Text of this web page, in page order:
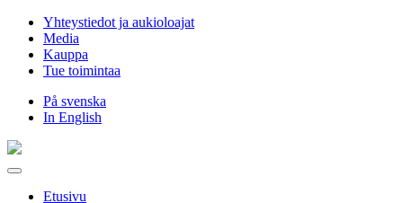
Hyppää
sisältöön
Yhteystiedot ja aukioloajat
Media
Kauppa
Tue toimintaa
På svenska
In English
Etusivu